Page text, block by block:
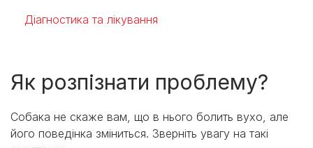
Діагностика та лікування
Як розпізнати проблему?
Собака не скаже вам, що в нього болить вухо, але
його поведінка зміниться. Зверніть увагу на такі